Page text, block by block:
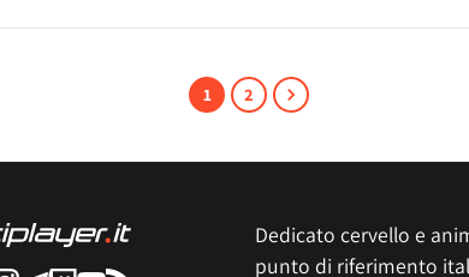
1 2
Dedicato cervello e
punto di riferimento